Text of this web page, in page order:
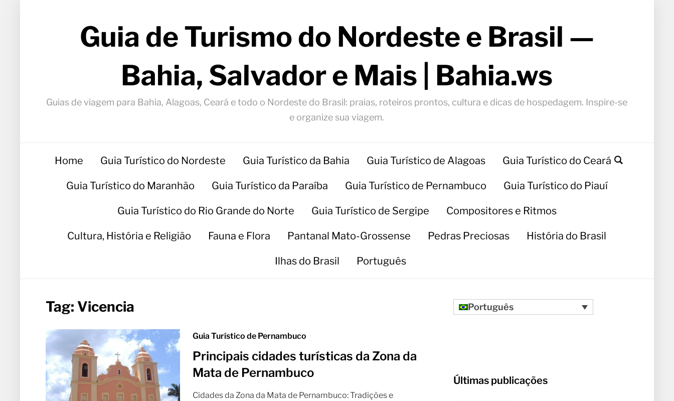
Guia de Turismo do Nordeste e Brasil —
Bahia, Salvador e Mais | Bahia.ws
Guias de viagem para Bahia, Alagoas, Ceará e todo o Nordeste do Brasil: praias, roteiros prontos, cultura e dicas de hospedagem. Inspire-se
e organize sua viagem.
Home Guia Turístico do Nordeste Guia Turístico da Bahia Guia Turístico de Alagoas Guia Turístico do Ceará
Guia Turístico do Maranhão Guia Turístico da Paraíba Guia Turístico de Pernambuco Guia Turístico do Piauí
Guia Turístico do Rio Grande do Norte Guia Turístico de Sergipe Compositores e Ritmos
Cultura, História e Religião Fauna e Flora Pantanal Mato-Grossense Pedras Preciosas História do Brasil
Ilhas do Brasil Português
Tag: Vicencia
Guia Turístico de Pernambuco
Principais cidades turísticas da Zona da
Mata de Pernambuco
Cidades da Zona da Mata de Pernambuco: Tradições e
Português
Últimas publicações